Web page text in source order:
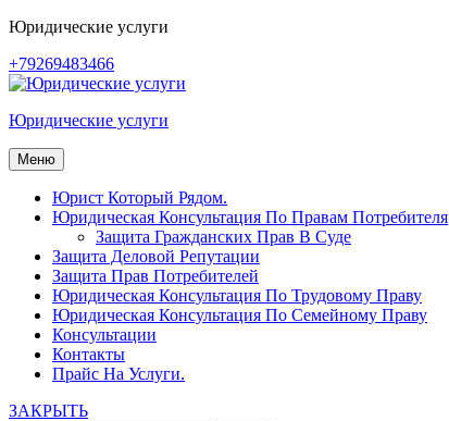
Перейти
содержимому
Юридические услуги
+79269483466
Юридические услуги
Меню
Юрист Который Рядом.
Юридическая Консультация По Правам Потребителя
Защита Гражданских Прав В Суде
Защита Деловой Репутации
Защита Прав Потребителей
Юридическая Консультация По Трудовому Праву
Юридическая Консультация По Семейному Праву
Консультации
Контакты
Прайс На Услуги.
ЗАКРЫТЬ